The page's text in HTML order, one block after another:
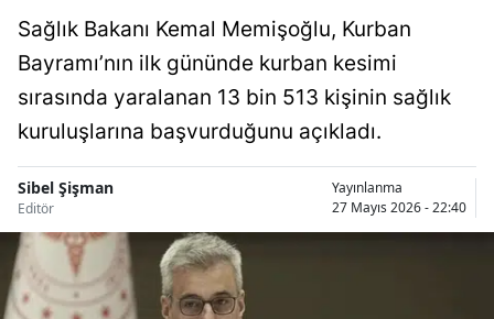
Aydın
Balıkesir
Bilecik
Bitlis
Bolu
Sağlık Bakanı Kemal Memişoğlu, Kurban
Bayramı’nın ilk gününde kurban kesimi
sırasında yaralanan 13 bin 513 kişinin sağlık
kuruluşlarına başvurduğunu açıkladı.
Sibel Şişman
Editör
Yayınlanma
27 Mayıs 2026 - 22:40